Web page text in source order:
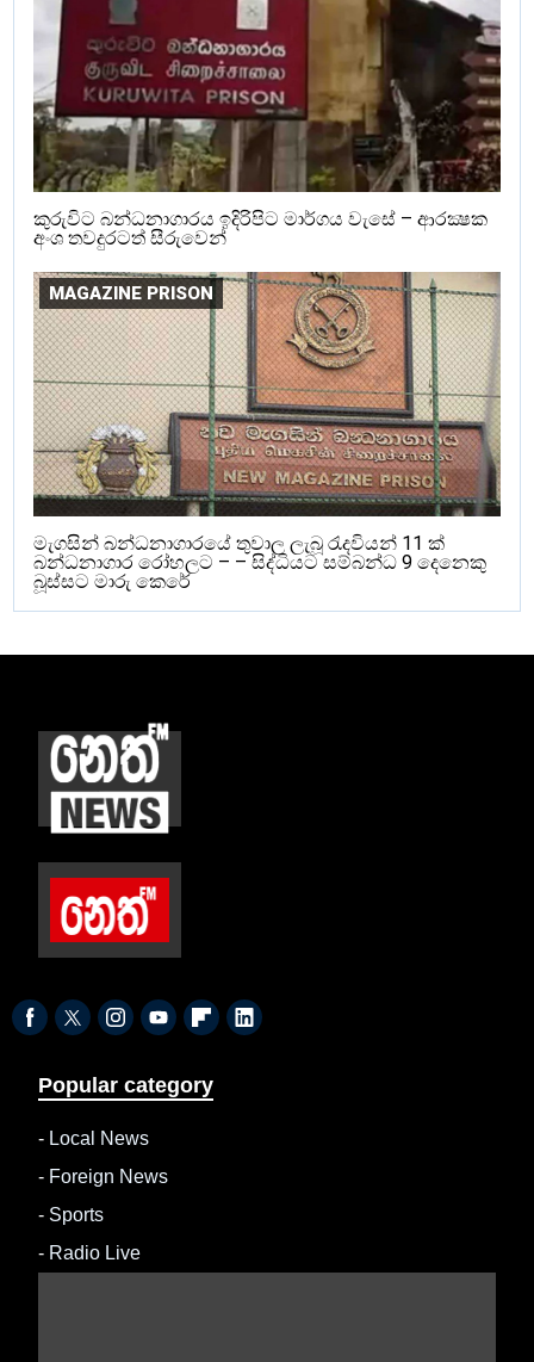
කුරුවිට බන්ධනාගාරය ඉදිරිපිට මාර්ගය වැසේ – ආරක්‍ෂක
අංශ තවදුරටත් සීරුවෙන්
MAGAZINE PRISON
මැගසින් බන්ධනාගාරයේ තුවාල ලැබූ රැදවියන් 11 ක්
බන්ධනාගාර රෝහලට – – සිද්ධියට සම්බන්ධ 9 දෙනෙකු
බූස්සට මාරු කෙරේ
Popular category
- Local News
- Foreign News
- Sports
- Radio Live